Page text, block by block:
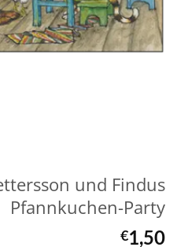
und Findus
Pfannkuchen-Party
€1,50